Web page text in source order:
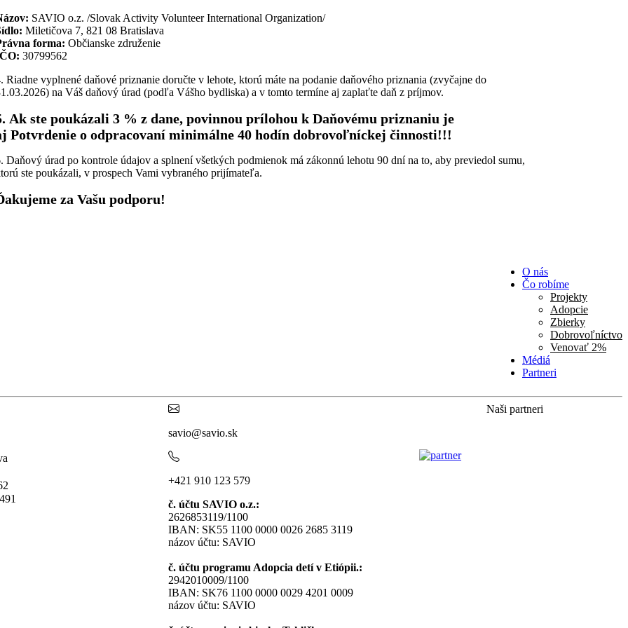
SAVIO o.z. /Slovak Activity Volunteer International Organization/
Miletičova 7, 821 08 Bratislava
forma: Občianske združenie
30799562
Riadne vyplnené daňové priznanie doručte v lehote, ktorú máte na podanie daňového priznania (zvyčajne do
na Váš daňový úrad (podľa Vášho bydliska) a v tomto termíne aj zaplaťte daň z príjmov.
Ak ste poukázali 3 % z dane, povinnou prílohou k Daňovému priznaniu je
Potvrdenie o odpracovaní minimálne 40 hodín dobrovoľníckej činnosti!!!
Daňový úrad po kontrole údajov a splnení všetkých podmienok má zákonnú lehotu 90 dní na to, aby previedol sumu,
ste poukázali, v prospech Vami vybraného prijímateľa.
za Vašu podporu!
O nás
Čo robíme
Projekty
Adopcie
Zbierky
Dobrovoľníctvo
Venovať 2%
Médiá
Partneri
savio@savio.sk
+421 910 123 579
č. účtu SAVIO o.z.:
2626853119/1100
IBAN: SK55 1100 0000 0026 2685 3119
názov účtu: SAVIO
č. účtu programu Adopcia detí v Etiópii.:
2942010009/1100
IBAN: SK76 1100 0000 0029 4201 0009
názov účtu: SAVIO
Naši partneri